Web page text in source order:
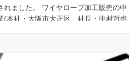
れました。 ワイヤロープ加工販売の中
(本社・大阪市大正区、社長・中村哲也